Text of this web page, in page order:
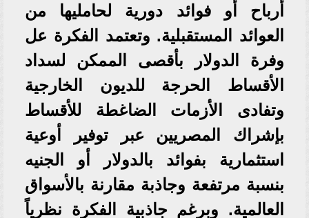
أرباح أو فوائد دورية لحامليها من
العوائد المستقبلية. وتعتمد الفكرة عل
وفرة الدولار بأقصى الممكن لسداد
الأقساط الحرجة للديون الخارجية
وتفادى الأزمات الضاغطة للأقساط
بإشراك المصريين عبر توفير أوعية
استثمارية بفوائد بالدولار أو الجنيه
بنسبة مرتفعة وجاذبة مقارنة بالأسواق
العالمية. و​برغم جاذبية الفكرة نظرياً